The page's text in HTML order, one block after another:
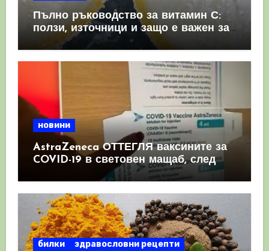
Пълно ръководство за витамин С:
ползи, източници и защо е важен за
имунната система
новини
AstraZeneca ОТТЕГЛЯ ваксините за
COVID-19 в световен мащаб, след
като призна, че те причиняват
билки
здравословни рецепти